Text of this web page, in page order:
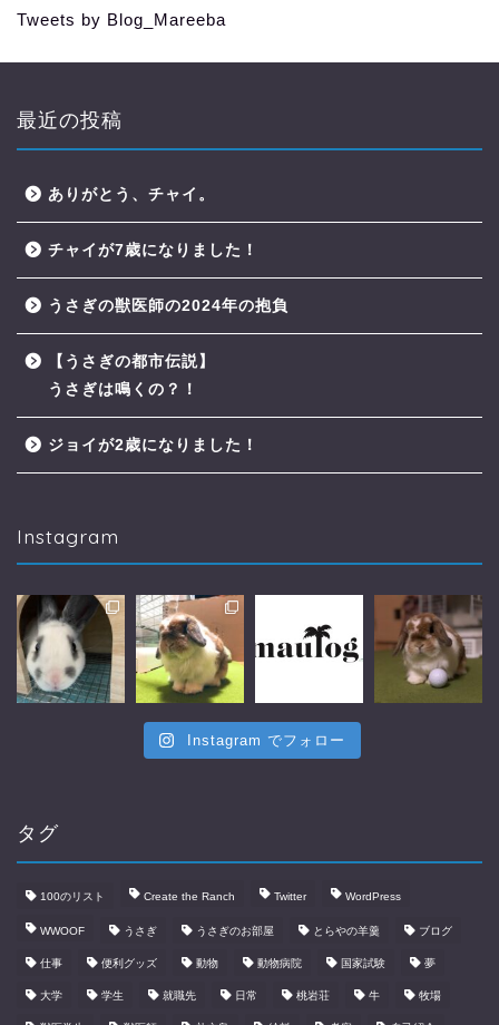
Tweets by Blog_Mareeba
最近の投稿
ありがとう、チャイ。
チャイが7歳になりました！
うさぎの獣医師の2024年の抱負
【うさぎの都市伝説】
うさぎは鳴くの？！
ジョイが2歳になりました！
Instagram
Instagram でフォロー
タグ
100のリスト Create the Ranch Twitter WordPress
WWOOF うさぎ うさぎのお部屋 とらやの羊羹 ブログ
仕事 便利グッズ 動物 動物病院 国家試験 夢
大学 学生 就職先 日常 桃岩荘 牛 牧場